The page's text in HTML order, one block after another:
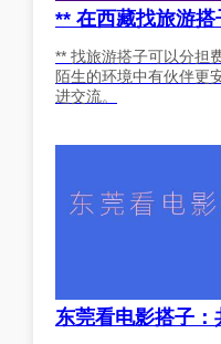
** 在西藏找旅游
** 找旅游搭子可以分担
陌生的环境中有伙伴更
进交流。
东莞看电影搭子